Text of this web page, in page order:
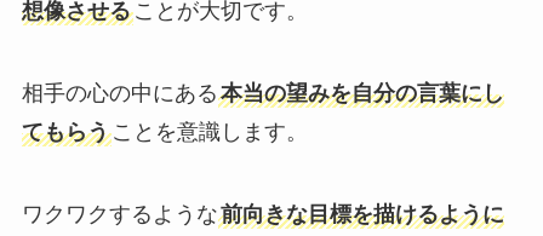
想像させることが大切です。
相手の心の中にある本当の望みを自分の言葉にし
てもらうことを意識します。
ワクワクするような前向きな目標を描けるように